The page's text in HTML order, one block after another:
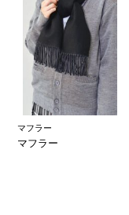
マフラー
マフラー